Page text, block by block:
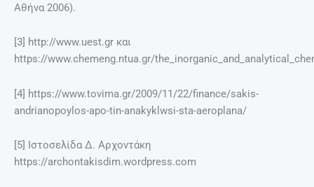
Αθήνα 2006).
[3] http://www.uest.gr και
https://www.chemeng.ntua.gr/
[4] https://www.tovima.gr/2009/11/22/finance/sakis-
andrianopoylos-apo-tin-anakyklwsi-sta-aeroplana/
[5] Ιστοσελίδα Δ. Αρχοντάκη
https://archontakisdim.wordpress.com